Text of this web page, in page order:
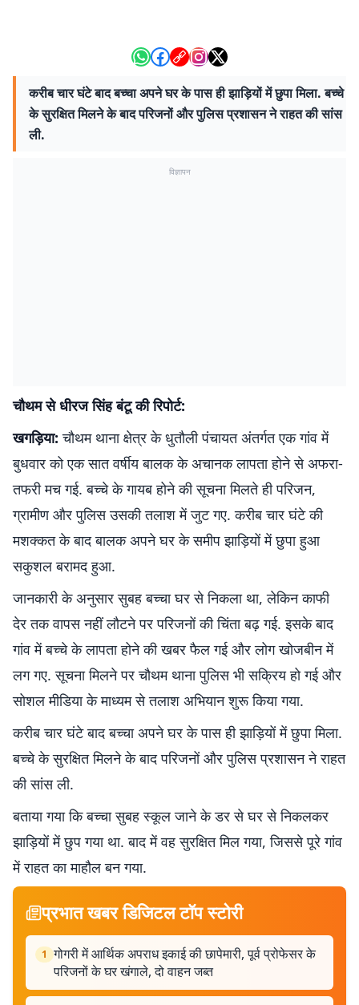
करीब चार घंटे बाद बच्चा अपने घर के पास ही झाड़ियों में छुपा मिला. बच्चे
के सुरक्षित मिलने के बाद परिजनों और पुलिस प्रशासन ने राहत की सांस
ली.
विज्ञापन
चौथम से धीरज सिंह बंटू की रिपोर्ट:
खगड़िया:चौथम थाना क्षेत्र के धुतौली पंचायत अंतर्गत एक गांव में
बुधवार को एक सात वर्षीय बालक के अचानक लापता होने से अफरा-
तफरी मच गई. बच्चे के गायब होने की सूचना मिलते ही परिजन,
ग्रामीण और पुलिस उसकी तलाश में जुट गए. करीब चार घंटे की
मशक्कत के बाद बालक अपने घर के समीप झाड़ियों में छुपा हुआ
सकुशल बरामद हुआ.
जानकारी के अनुसार सुबह बच्चा घर से निकला था, लेकिन काफी
देर तक वापस नहीं लौटने पर परिजनों की चिंता बढ़ गई. इसके बाद
गांव में बच्चे के लापता होने की खबर फैल गई और लोग खोजबीन में
लग गए. सूचना मिलने पर चौथम थाना पुलिस भी सक्रिय हो गई और
सोशल मीडिया के माध्यम से तलाश अभियान शुरू किया गया.
करीब चार घंटे बाद बच्चा अपने घर के पास ही झाड़ियों में छुपा मिला.
बच्चे के सुरक्षित मिलने के बाद परिजनों और पुलिस प्रशासन ने राहत
की सांस ली.
बताया गया कि बच्चा सुबह स्कूल जाने के डर से घर से निकलकर
झाड़ियों में छुप गया था. बाद में वह सुरक्षित मिल गया, जिससे पूरे गांव
में राहत का माहौल बन गया.
प्रभात खबर डिजिटल टॉप स्टोरी
1 गोगरी में आर्थिक अपराध इकाई की छापेमारी, पूर्व प्रोफेसर के
परिजनों के घर खंगाले, दो वाहन जब्त